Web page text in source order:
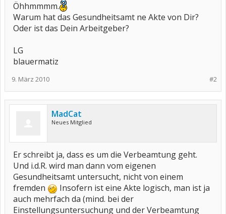
Öhhmmmm.
Warum hat das Gesundheitsamt ne Akte von Dir?
Oder ist das Dein Arbeitgeber?
LG
blauermatiz
#2
9. März 2010
MadCat
Neues Mitglied
Er schreibt ja, dass es um die Verbeamtung geht.
Und i.d.R. wird man dann vom eigenen
Gesundheitsamt untersucht, nicht von einem
fremden
Insofern ist eine Akte logisch, man ist ja
auch mehrfach da (mind. bei der
Einstellungsuntersuchung und der Verbeamtung